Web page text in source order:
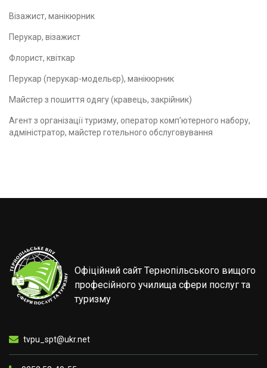
Візажист, манікюрник
Перукар, візажист
Флорист, квіткар
Перукар (перукар-модельєр), манікюрник
Майстер з пошиття одягу (кравець, закрійник)
Агент з організації туризму, оператор комп'ютерного набору,
адміністратор, майстер готельного обслуговування
Офіційний сайт Тернопільського вищого
професійного училища сфери послуг та
туризму
tvpu_spt@ukr.net